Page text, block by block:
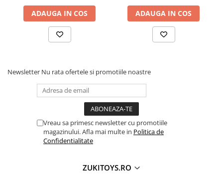
ADAUGA IN COS ADAUGA IN COS
Newsletter Nu rata ofertele si promotiile noastre
Vreau sa primesc newsletter cu promotiile
magazinului. Afla mai multe in Politica de
Confidentialitate
ZUKITOYS.RO